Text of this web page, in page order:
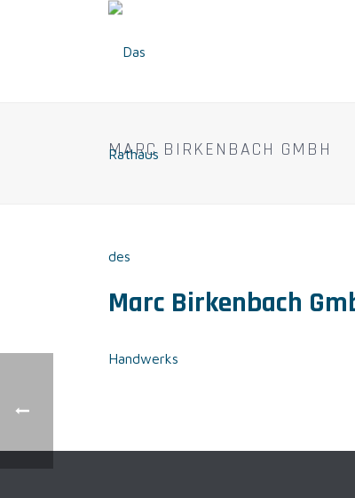
MARC BIRKENBACH GMBH
Marc Birkenbach